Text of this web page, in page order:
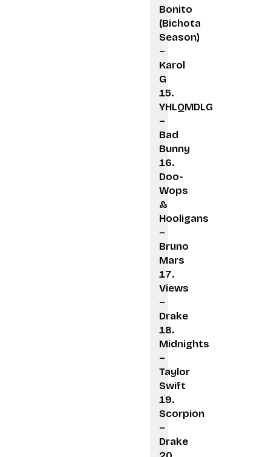
Bonito
(Bichota
Season)
–
Karol
G
YHLQMDLG
–
Bad
Bunny
Doo-
Wops
&
Hooligans
–
Bruno
Mars
Views
–
Drake
Midnights
–
Taylor
Swift
Scorpion
–
Drake